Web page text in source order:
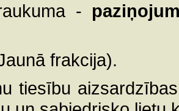
-
frakcija).
tiesību